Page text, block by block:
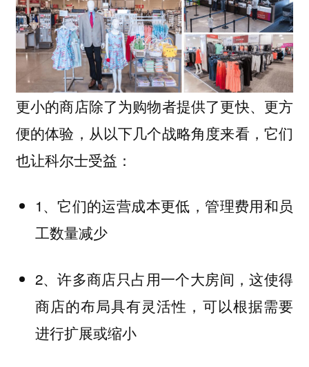
更小的商店除了为购物者提供了更快、更方
便的体验，从以下几个战略角度来看，它们
也让科尔士受益：
1、它们的运营成本更低，管理费用和员
工数量减少
2、许多商店只占用一个大房间，这使得
商店的布局具有灵活性，可以根据需要
进行扩展或缩小